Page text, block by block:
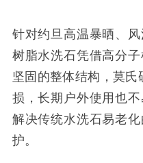
针对约旦高温暴晒、
树脂水洗石凭借高分
坚固的整体结构，莫
损，长期户外使用也
解决传统水洗石易老
护。